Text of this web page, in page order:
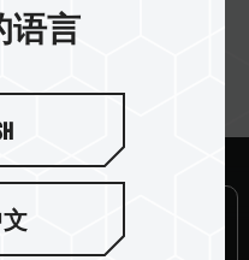
，内存将以 SPD 默
，如 DDR4-
用，部分主板可能无
率受限于系统设定。
设定）属于非
系统稳定性。若因超
BIOS 默认值。
点
语言